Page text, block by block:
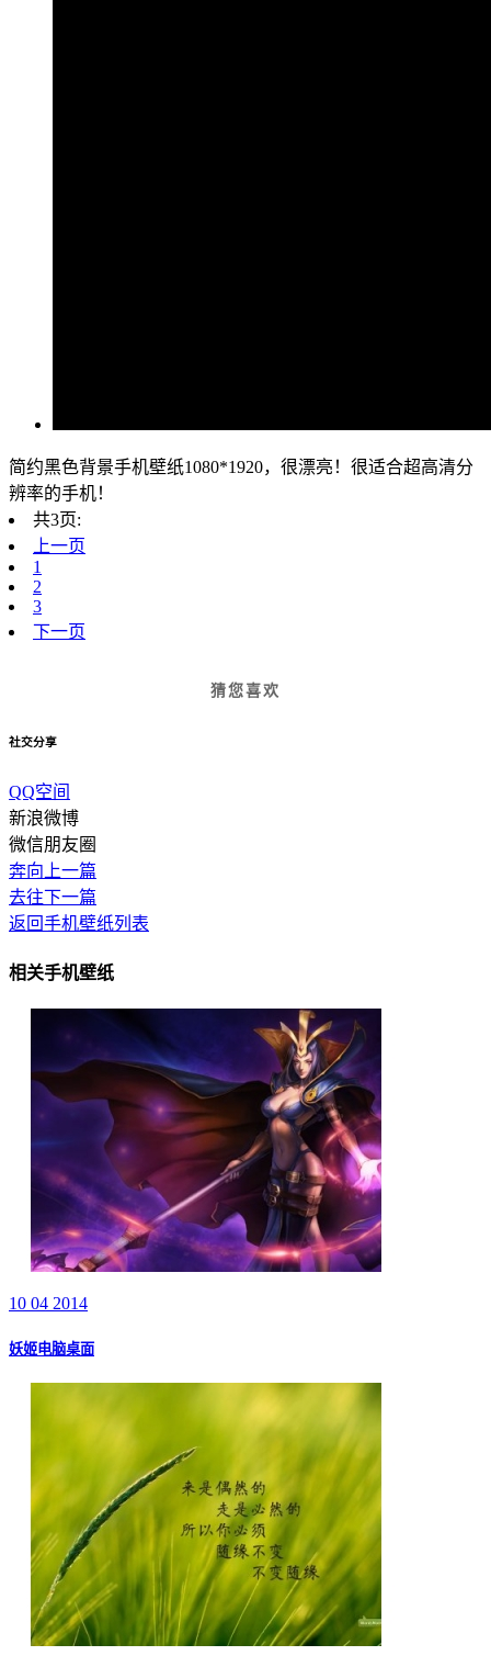
简约黑色背景手机壁纸1080*1920，很漂亮！很适合超高清分
辨率的手机！
共3页:
上一页
1
2
3
下一页
猜您喜欢
社交分享
QQ空间
新浪微博
微信朋友圈
奔向上一篇
去往下一篇
返回手机壁纸列表
相关手机壁纸
10 04 2014
妖姬电脑桌面